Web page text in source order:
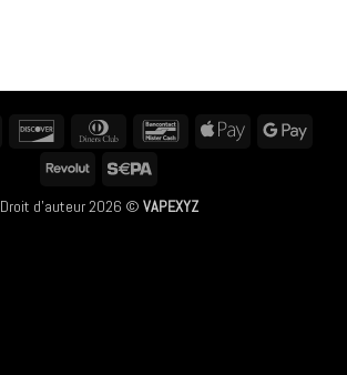
MasterCard Discover
Dinners
BancontactApple
Revolut
Droit d'auteur 2026 © VAPEXYZ